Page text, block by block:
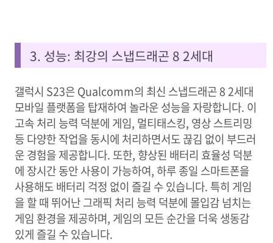
3. 성능: 최강의 스냅드래곤 8 2세대
갤럭시 S23은 Qualcomm의 최신 스냅드래곤 8 2세대
모바일 플랫폼을 탑재하여 놀라운 성능을 자랑합니다. 이
고속 처리 능력 덕분에 게임, 멀티태스킹, 영상 스트리밍
등 다양한 작업을 동시에 처리하면서도 끊김 없이 부드러
운 경험을 제공합니다. 또한, 향상된 배터리 효율성 덕분
에 장시간 동안 사용이 가능하여, 하루 종일 스마트폰을
사용해도 배터리 걱정 없이 즐길 수 있습니다. 특히 게임
을 할 때 뛰어난 그래픽 처리 능력 덕분에 몰입감 넘치는
게임 환경을 제공하며, 게임의 모든 순간을 더욱 생동감
있게 즐길 수 있습니다.